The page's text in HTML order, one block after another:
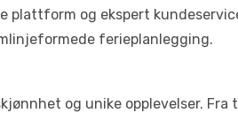
plattform og ekspert
ferieplanlegging.
og unike opplevelser.